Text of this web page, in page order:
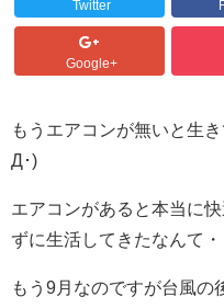
Twitter
Google+
もうエアコンが無いと生
Д･)
エアコンがあると本当に
ずに生活してきたなんて
もう9月なのですが台風の